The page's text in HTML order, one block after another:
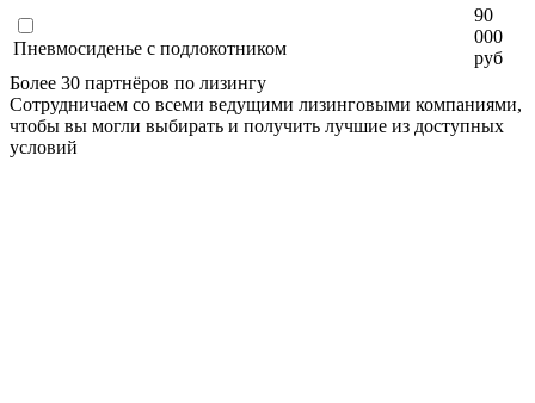
Пневмосиденье с подлокотником
90
000
руб
Более 30 партнёров по лизингу
Сотрудничаем со всеми ведущими лизинговыми компаниями,
чтобы вы могли выбирать и получить лучшие из доступных
условий